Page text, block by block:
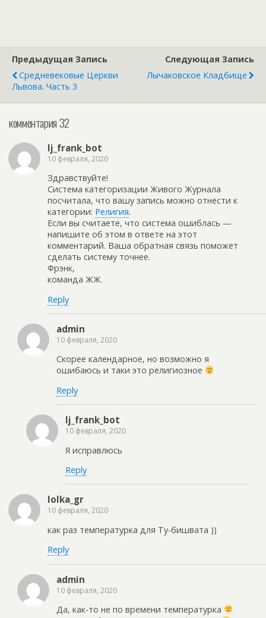
Предыдущая Запись
Средневековые Церкви
Львова. Часть 3
Следующая Запись
Лычаковское Кладбище
комментария 32
lj_frank_bot
10 февраля, 2020
Здравствуйте!
Система категоризации Живого Журнала
посчитала, что вашу запись можно отнести к
категории: Религия.
Если вы считаете, что система ошиблась —
напишите об этом в ответе на этот
комментарий. Ваша обратная связь поможет
сделать систему точнее.
Фрэнк,
команда ЖЖ.
Reply
admin
10 февраля, 2020
Скорее календарное, но возможно я
ошибаюсь и таки это религиозное
Reply
lj_frank_bot
10 февраля, 2020
Я исправлюсь
Reply
lolka_gr
10 февраля, 2020
как раз температурка для Ту-бишвата ))
Reply
admin
10 февраля, 2020
Да, как-то не по времени температурка